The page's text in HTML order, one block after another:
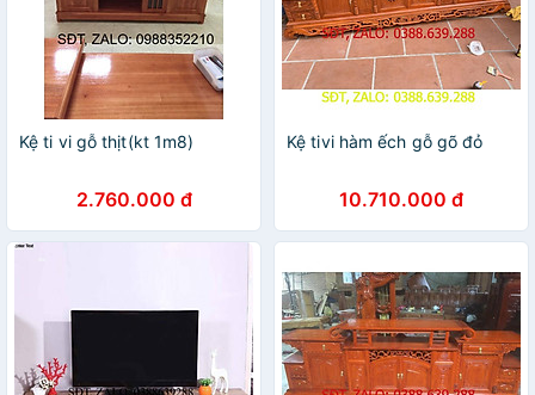
Kệ ti vi gỗ thịt(kt 1m8)
2.760.000 đ
Kệ tivi hàm ếch gỗ gõ đỏ
10.710.000 đ